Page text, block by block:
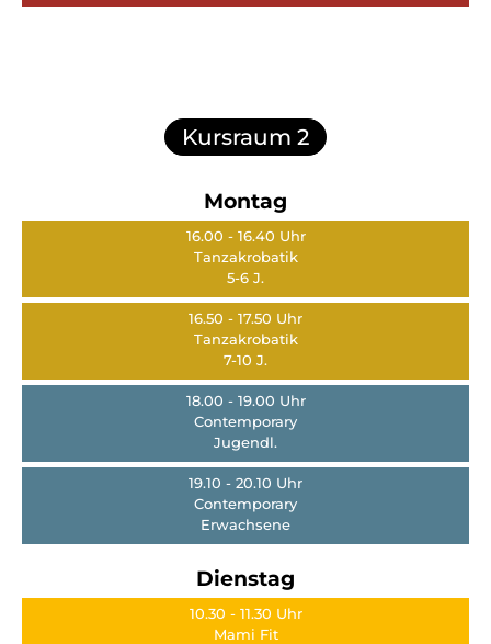
Kursraum 2
Montag
16.00 - 16.40 Uhr
Tanzakrobatik
5-6 J.
16.50 - 17.50 Uhr
Tanzakrobatik
7-10 J.
18.00 - 19.00 Uhr
Contemporary
Jugendl.
19.10 - 20.10 Uhr
Contemporary
Erwachsene
Dienstag
10.30 - 11.30 Uhr
Mami Fit